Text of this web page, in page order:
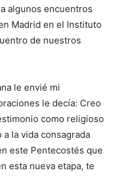
algunos encuentros
Madrid en el Instituto
de nuestros
le envié mi
le decía: Creo
como religioso
la vida consagrada
este Pentecostés que
esta nueva etapa, te